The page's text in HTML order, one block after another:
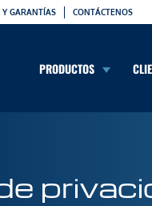
Y GARANTÍAS CONTÁCTENOS
PRODUCTOS